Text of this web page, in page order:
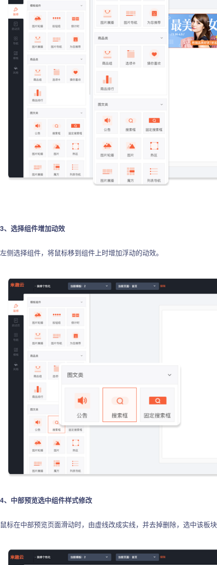
3、选择组件增加动效
左侧选择组件，将鼠标移到组件上时增加浮动的动效。
4、中部预览选中组件样式修改
鼠标在中部预览页面滑动时，由虚线改成实线，并去掉删除，选中该板